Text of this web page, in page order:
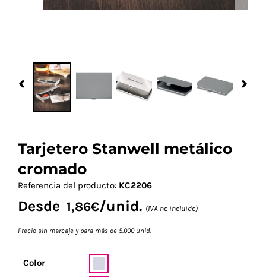
Fabricación
Previous
Tarjetero Stanwell metálico
cromado
Referencia del producto: KC2206
Desde 1,86€/unid. (IVA no incluido)
Precio sin marcaje y para más de 5.000 unid.
Color